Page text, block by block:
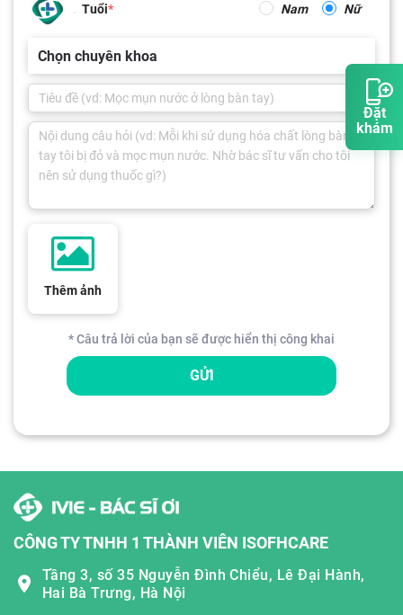
Đặt
khám
Tuổi Nam Nữ
Chọn chuyên khoa
Thêm ảnh
* Câu trả lời của bạn sẽ được hiển thị công khai
GỬI
CÔNG TY TNHH 1 THÀNH VIÊN ISOFHCARE
Tầng 3, số 35 Nguyễn Đình Chiểu, Lê Đại Hành,
Hai Bà Trưng, Hà Nội